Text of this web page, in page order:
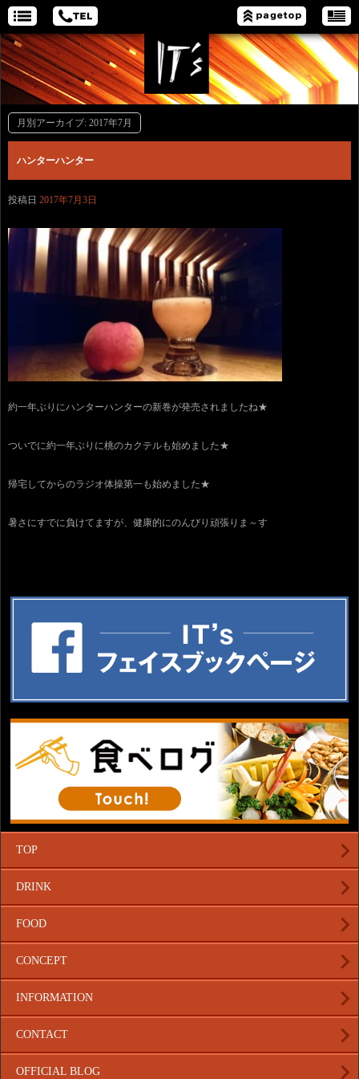
月別アーカイブ: 2017年7月
ハンターハンター
投稿日 2017年7月3日
約一年ぶりにハンターハンターの新巻が発売されましたね★
ついでに約一年ぶりに桃のカクテルも始めました★
帰宅してからのラジオ体操第一も始めました★
暑さにすでに負けてますが、健康的にのんびり頑張りま～す
TOP
DRINK
FOOD
CONCEPT
INFORMATION
CONTACT
OFFICIAL BLOG